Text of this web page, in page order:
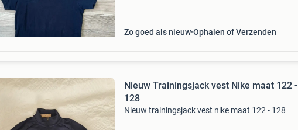
Zo goed als nieuw Ophalen of Verzenden
Nieuw Trainingsjack vest Nike maat 122 -
128
Nieuw trainingsjack vest nike maat 122 - 128